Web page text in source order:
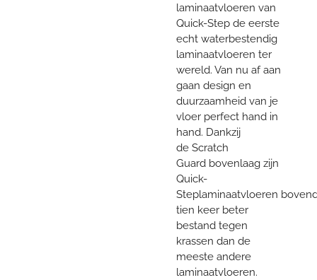
laminaatvloeren van
Quick-Step de eerste
echt waterbestendig
laminaatvloeren ter
wereld. Van nu af aan
gaan design en
duurzaamheid van je
vloer perfect hand in
hand. Dankzij
de Scratch
Guard bovenlaag zijn
Quick-
Steplaminaatvloeren
tien keer beter
bestand tegen
krassen dan de
meeste andere
laminaatvloeren.